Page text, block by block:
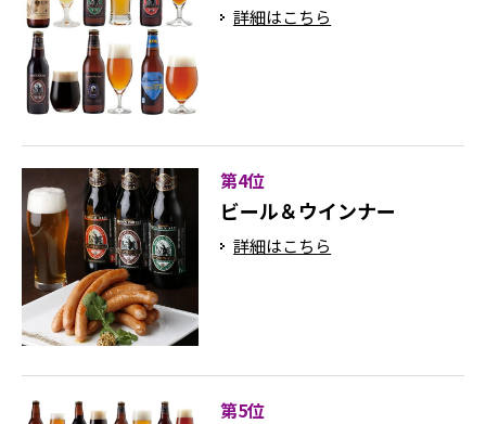
詳細はこちら
第4位
ビール＆ウインナー
詳細はこちら
第5位